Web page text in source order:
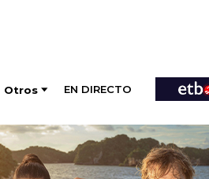
Otros EN DIRECTO